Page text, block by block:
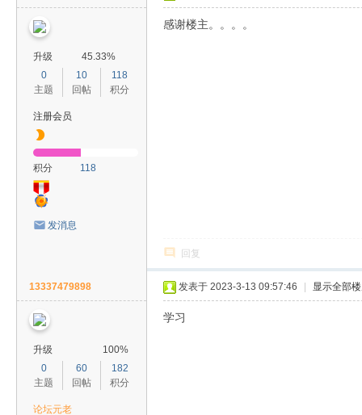
升级
45.33%
0
主题
10
回帖
118
积分
注册会员
积分 118
发消息
感谢楼主。。。。
回复
13337479898
升级
100%
0
主题
60
回帖
182
积分
论坛元老
发表于 2023-3-13 09:57:46 显示全部
学习